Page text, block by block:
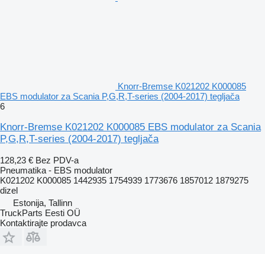
Knorr-Bremse K021202 K000085
EBS modulator za Scania P,G,R,T-series (2004-2017) tegljača
6
Knorr-Bremse K021202 K000085 EBS modulator za Scania
P,G,R,T-series (2004-2017) tegljača
128,23 € Bez PDV-a
Pneumatika - EBS modulator
K021202 K000085 1442935 1754939 1773676 1857012 1879275
dizel
Estonija, Tallinn
TruckParts Eesti OÜ
Kontaktirajte prodavca